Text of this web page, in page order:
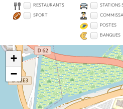
RESTAURANTS
SPORT
STATIONS
POSTES
BANQUES
+
−